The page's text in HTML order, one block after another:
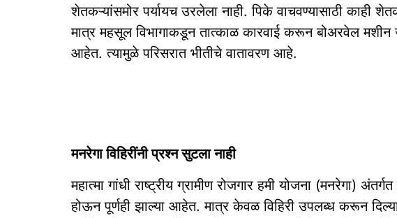
शेतकऱ्यांसमोर पर्यायच उरलेला नाही. पिके वाचवण्यासाठी काही
मात्र महसूल विभागाकडून तात्काळ कारवाई करून बोअरवेल मशीन
आहेत. त्यामुळे परिसरात भीतीचे वातावरण आहे.
मनरेगा विहिरींनी प्रश्न सुटला नाही
महात्मा गांधी राष्ट्रीय ग्रामीण रोजगार हमी योजना (मनरेगा)
होऊन पूर्णही झाल्या आहेत. मात्र केवळ विहिरी उपलब्ध करून